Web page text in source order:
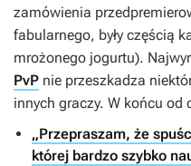
zamówienia
fabularnego, były częścią
mrożonego jogurtu).
PvP nie przeszkadza
innych graczy. W końcu od
„Przepraszam, że
której bardzo szybko